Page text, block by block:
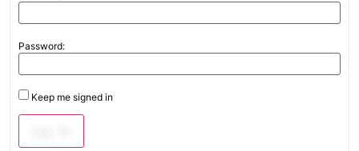
Password:
Keep me signed in